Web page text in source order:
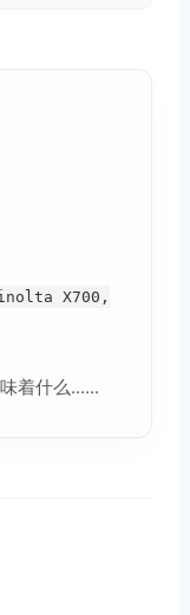
X700,
着什么......